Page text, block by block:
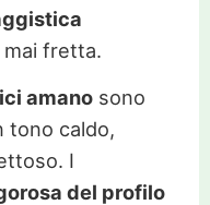
fretta.
amanosono
tono caldo,
I
del profilo